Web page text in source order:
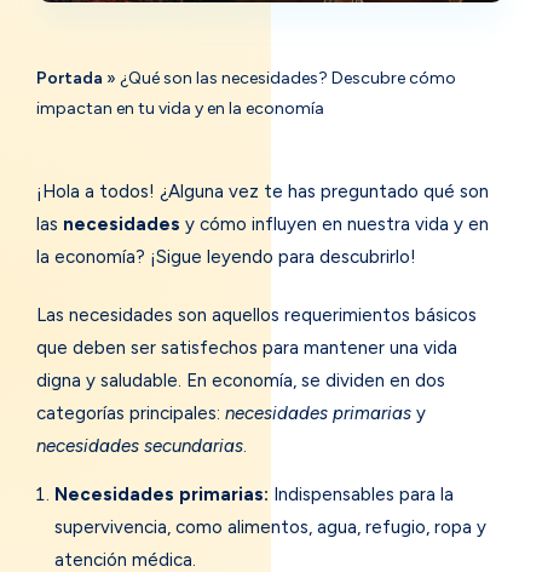
Portada » ¿Qué son las necesidades? Descubre cómo
impactan en tu vida y en la economía
¡Hola a todos! ¿Alguna vez te has preguntado qué son
las necesidades y cómo influyen en nuestra vida y en
la economía? ¡Sigue leyendo para descubrirlo!
Las necesidades son aquellos requerimientos básicos
que deben ser satisfechos para mantener una vida
digna y saludable. En economía, se dividen en dos
categorías principales: necesidades primarias y
necesidades secundarias.
Necesidades primarias: Indispensables para la
supervivencia, como alimentos, agua, refugio, ropa y
atención médica.